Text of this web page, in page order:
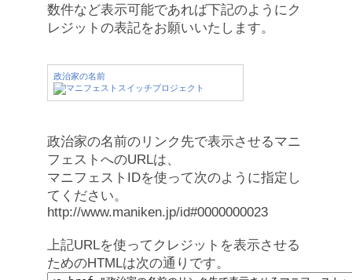
数件など表示可能であれば下記のようにク
レジットの表記をお願いいたします。
政治家の名前
政治家の名前のリンク先で表示させるマニ
フェストへのURLは、
マニフェストIDを使って次のように指定し
てください。
http://www.maniken.jp/id#0000000023
上記URLを使ってクレジットを表示させる
ためのHTMLは次の通りです。